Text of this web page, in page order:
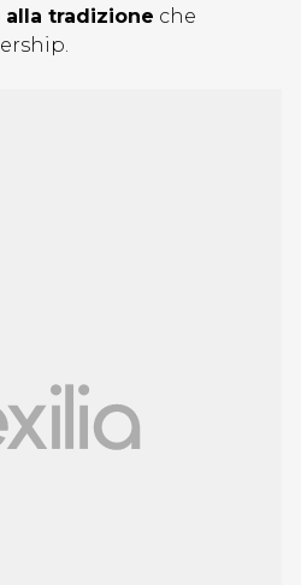
alla tradizione che